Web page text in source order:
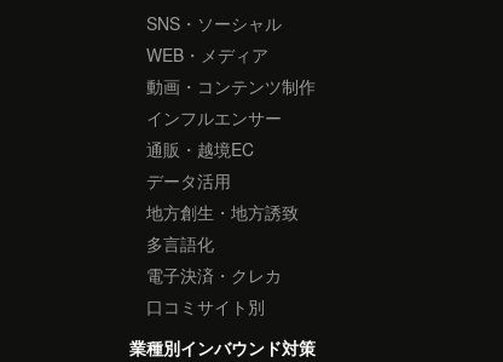
SNS・ソーシャル
WEB・メディア
動画・コンテンツ制作
インフルエンサー
通販・越境EC
データ活用
地方創生・地方誘致
多言語化
電子決済・クレカ
口コミサイト別
業種別インバウンド対策